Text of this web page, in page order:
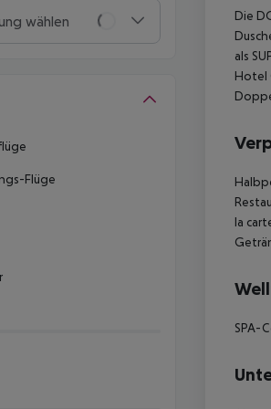
wählen
Flüge
Die
als
Hotel
la
SPA-